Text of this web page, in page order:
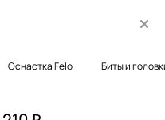
Оснастка Felo Биты и